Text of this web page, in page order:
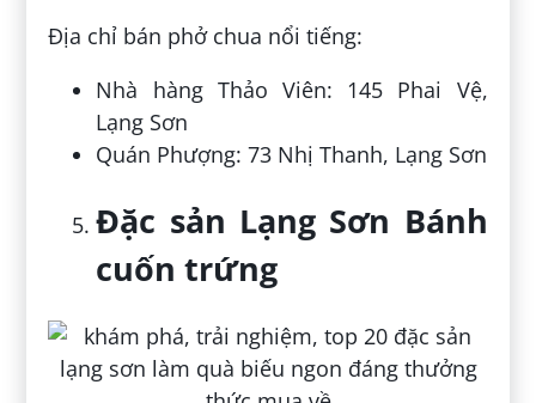
Địa chỉ bán phở chua nổi tiếng:
Nhà hàng Thảo Viên: 145 Phai Vệ,
Lạng Sơn
Quán Phượng: 73 Nhị Thanh, Lạng Sơn
Đặc sản Lạng Sơn Bánh
cuốn trứng